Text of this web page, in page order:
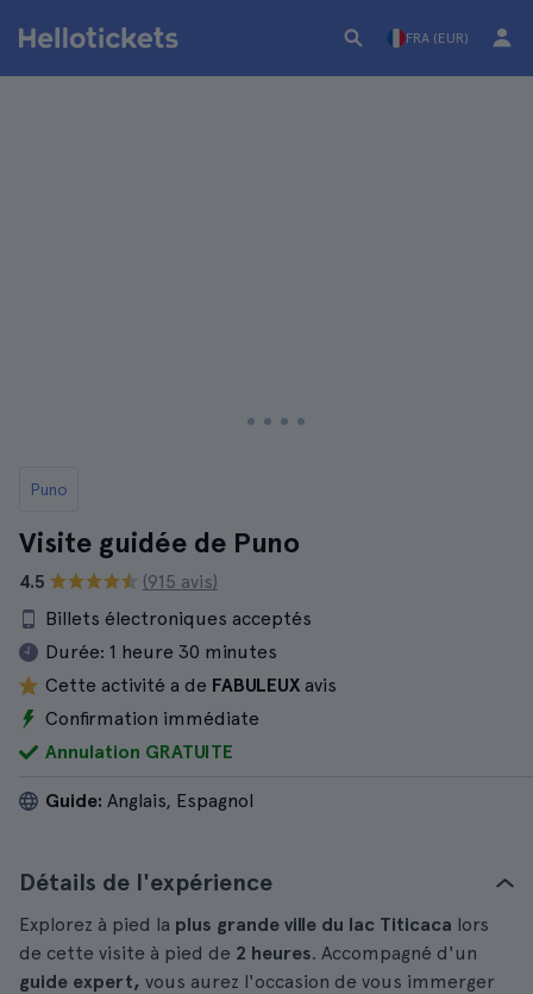
FRA (EUR)
Puno
Visite guidée de Puno
4.5
(915 avis)
Billets électroniques acceptés
Durée: 1 heure 30 minutes
Cette activité a de FABULEUX avis
Confirmation immédiate
Annulation GRATUITE
Guide: Anglais, Espagnol
Détails de l'expérience
Explorez à pied la plus grande ville du lac Titicaca lors
de cette visite à pied de 2 heures. Accompagné d'un
guide expert, vous aurez l'occasion de vous immerger